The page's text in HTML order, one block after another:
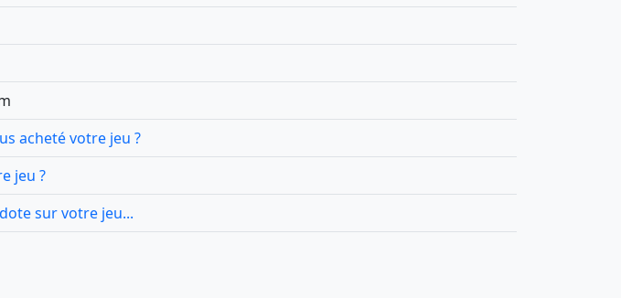
acheté votre jeu ?
jeu ?
sur votre jeu...